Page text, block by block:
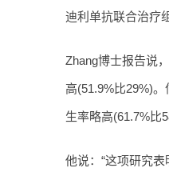
迪利单抗联合治疗
Zhang博士报告说
高(51.9%比29%)
生率略高(61.7%比
他说：“这项研究